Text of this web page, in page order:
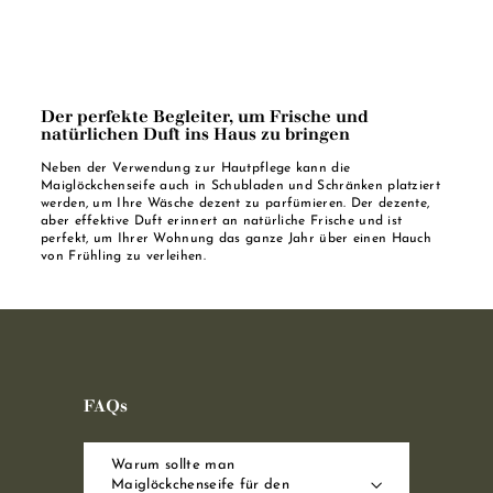
Der perfekte Begleiter, um Frische und
natürlichen Duft ins Haus zu bringen
Neben der Verwendung zur Hautpflege kann die
Maiglöckchenseife auch in Schubladen und Schränken platziert
werden, um Ihre Wäsche dezent zu parfümieren. Der dezente,
aber effektive Duft erinnert an natürliche Frische und ist
perfekt, um Ihrer Wohnung das ganze Jahr über einen Hauch
von Frühling zu verleihen.
FAQs
Warum sollte man
Maiglöckchenseife für den